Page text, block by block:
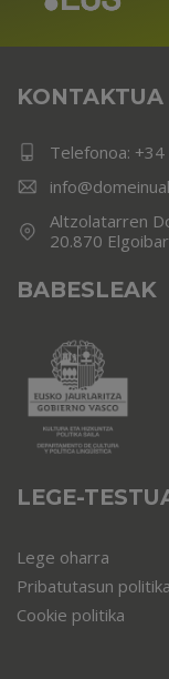
KONTAKTUA
Telefonoa: +34
Altzolatarren
20.870
BABESLEAK
LEGE-
Lege oharra
Pribatutasun politika
Cookie politika